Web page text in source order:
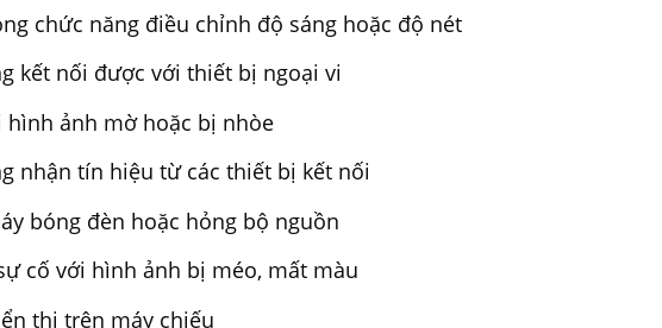
chức năng điều chỉnh độ sáng hoặc độ nét
kết nối được với thiết bị ngoại vi
hình ảnh mờ hoặc bị nhòe
nhận tín hiệu từ các thiết bị kết nối
bóng đèn hoặc hỏng bộ nguồn
cố với hình ảnh bị méo, mất màu
thị trên máy chiếu